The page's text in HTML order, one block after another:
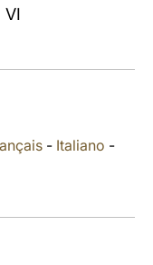
VI
- Italiano -